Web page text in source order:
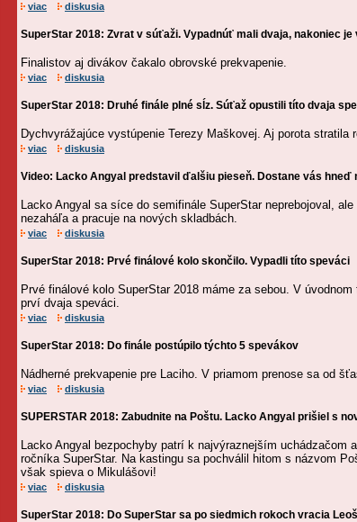
viac diskusia
SuperStar 2018: Zvrat v súťaži. Vypadnúť mali dvaja, nakoniec je
Finalistov aj divákov čakalo obrovské prekvapenie.
viac diskusia
SuperStar 2018: Druhé finále plné sĺz. Súťaž opustili títo dvaja
Dychvyrážajúce vystúpenie Terezy Maškovej. Aj porota stratila
viac diskusia
Video: Lacko Angyal predstavil ďalšiu pieseň. Dostane vás hneď
Lacko Angyal sa síce do semifinále SuperStar neprebojoval, ale
nezaháľa a pracuje na nových skladbách.
viac diskusia
SuperStar 2018: Prvé finálové kolo skončilo. Vypadli títo speváci
Prvé finálové kolo SuperStar 2018 máme za sebou. V úvodnom
prví dvaja speváci.
viac diskusia
SuperStar 2018: Do finále postúpilo týchto 5 spevákov
Nádherné prekvapenie pre Laciho. V priamom prenose sa od
viac diskusia
SUPERSTAR 2018: Zabudnite na Poštu. Lacko Angyal prišiel s
Lacko Angyal bezpochyby patrí k najvýraznejším uchádzačom
ročníka SuperStar. Na kastingu sa pochválil hitom s názvom
však spieva o Mikulášovi!
viac diskusia
SuperStar 2018: Do SuperStar sa po siedmich rokoch vracia